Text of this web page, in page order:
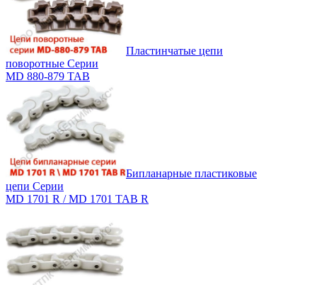
Пластинчатые цепи
поворотные Серии
MD 880-879 TAB
Бипланарные пластиковые
цепи Серии
MD 1701 R / MD 1701 TAB R